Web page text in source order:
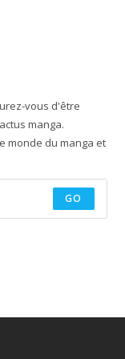
vous d'être
manga.
monde du manga et
GO